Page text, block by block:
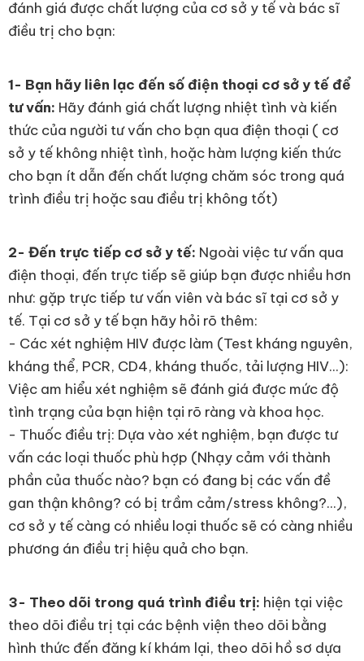
đánh giá được chất lượng của cơ sở y tế và bác sĩ
điều trị cho bạn:
1- Bạn hãy liên lạc đến số điện thoại cơ sở y tế để
tư vấn: Hãy đánh giá chất lượng nhiệt tình và kiến
thức của người tư vấn cho bạn qua điện thoại ( cơ
sở y tế không nhiệt tình, hoặc hàm lượng kiến thức
cho bạn ít dẫn đến chất lượng chăm sóc trong quá
trình điều trị hoặc sau điều trị không tốt)
2- Đến trực tiếp cơ sở y tế: Ngoài việc tư vấn qua
điện thoại, đến trực tiếp sẽ giúp bạn được nhiều hơn
như: gặp trực tiếp tư vấn viên và bác sĩ tại cơ sở y
tế. Tại cơ sở y tế bạn hãy hỏi rõ thêm:
- Các xét nghiệm HIV được làm (Test kháng nguyên,
kháng thể, PCR, CD4, kháng thuốc, tải lượng HIV...):
Việc am hiểu xét nghiệm sẽ đánh giá được mức độ
tình trạng của bạn hiện tại rõ ràng và khoa học.
- Thuốc điều trị: Dựa vào xét nghiệm, bạn được tư
vấn các loại thuốc phù hợp (Nhạy cảm với thành
phần của thuốc nào? bạn có đang bị các vấn đề
gan thận không? có bị trầm cảm/stress không?...),
cơ sở y tế càng có nhiều loại thuốc sẽ có càng nhiều
phương án điều trị hiệu quả cho bạn.
3- Theo dõi trong quá trình điều trị: hiện tại việc
theo dõi điều trị tại các bệnh viện theo dõi bằng
hình thức đến đăng kí khám lại, theo dõi hồ sơ dựa